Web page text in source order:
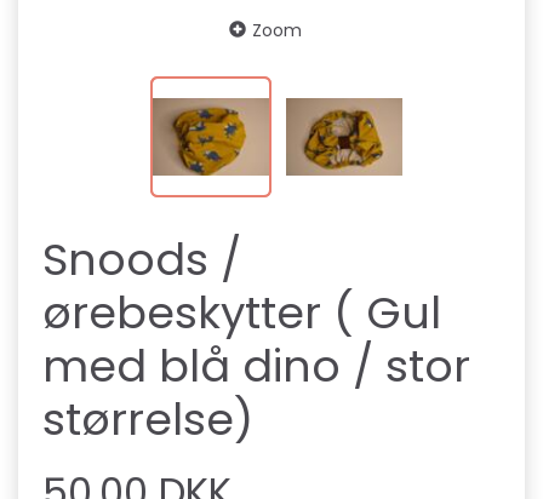
Zoom
Snoods /
ørebeskytter ( Gul
med blå dino / stor
størrelse)